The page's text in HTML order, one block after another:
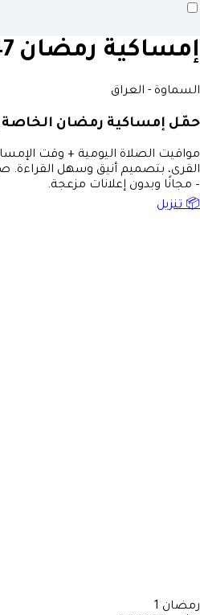
إمساكية رمضان 1447
السماوة - العراق
حمّل إمساكية رمضان الخاصة
مواقيت الصلاة اليومية + وقت
القرى، بتصميم أنيق وسهل القراءة.
– مجانًا وبدون إعلانات مزعجة.
📦 تنزيل
رمضان 1